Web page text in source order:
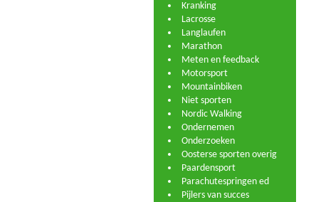
Kranking
Lacrosse
Langlaufen
Marathon
Meten en feedback
Motorsport
Mountainbiken
Niet sporten
Nordic Walking
Ondernemen
Onderzoeken
Oosterse sporten overig
Paardensport
Parachutespringen ed
Pijlers van succes